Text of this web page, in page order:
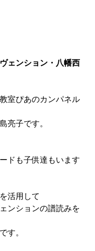
ェンション・八幡西
室ぴあのカンパネル
亮子です。
ドも子供達もいます
活用して
ンションの譜読みを
す。